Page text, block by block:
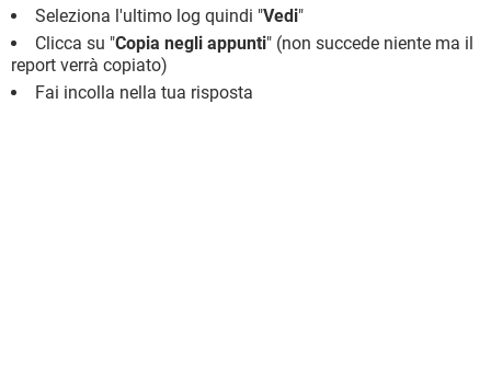
Seleziona l'ultimo log quindi "Vedi"
Clicca su "Copia negli appunti" (non succede niente ma il
report verrà copiato)
Fai incolla nella tua risposta